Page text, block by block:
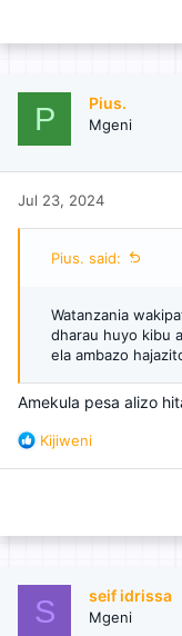
P Pius.
Mgeni
Jul 23, 2024
Pius. said:
Watanzania
dharau huyo kibu
ela ambazo
Amekula pesa alizo
R
i
s
:
Kijiweni
S seif idrissa
Mgeni